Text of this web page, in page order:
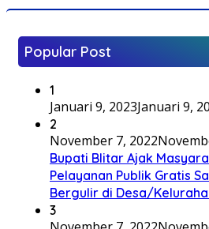
Popular Post
1
Januari 9, 2023Januari 9,
2
November 7, 2022
Bupati Blitar Ajak
Pelayanan Publik Gratis
Bergulir di Desa/
3